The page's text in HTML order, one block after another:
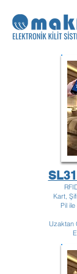
Kart,
Pil ile
Uzaktan